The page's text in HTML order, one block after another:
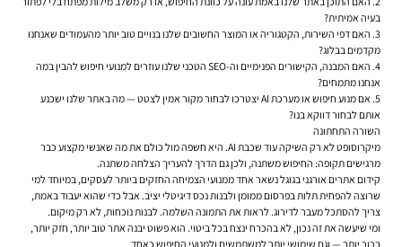
בעיה אמיתית?
3. האם דפי השירות, הקטגוריה או המוצר החשובים שלנו בנויים טוב יותר מהעמודים שאנחנו
מקדמים בבלוג?
4. האם המבנה, הקישורים הפנימיים וה-SEO הטכני שלנו עוזרים למנועי חיפוש להבין במה
אנחנו מתמחים?
5. אם מנוע חיפוש או מערכת AI יצטרכו לבחור מקור אמין לצטט — מה באתר שלנו ישכנע
אותם לבחור דווקא בנו?
השורה התחתונה
מיקרוסופט לא רק השיקה עוד שכבת AI. היא חשפה מול כולם את מה שאנשי מקצוע כבר
מרגישים תקופה: החיפוש משתנה, ולכן גם הדרך להעריך הצלחה משתנה.
קידום אתרים אורגני בגוגל נשאר אחד ממנועי הצמיחה החזקים ביותר לעסקים, במיוחד למי
שרוצה להפחית תלות בפרסום ממומן ולבנות נכס דיגיטלי יציב. אבל כדי שהוא יעבוד באמת,
צריך להסתכל מעבר לדירוג. לראות את התמונה השלמה. לבנות נוכחות, לא רק מיקום.
ומי שיעשה את זה נכון, לא בהכרח ינצח בכל ביטוי. הוא פשוט יבנה אתר טוב יותר, חזק יותר,
ברור יותר — וגם שימושי יותר למשתמשים ולמנועי החיפוש כאחד.